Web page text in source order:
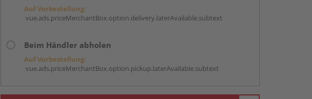
Auf Vorbestellung:
vue.ads.priceMerchantBox.option.delivery.laterAvailable.subtext
Beim Händler abholen
Auf Vorbestellung:
vue.ads.priceMerchantBox.option.pickup.laterAvailable.subtext